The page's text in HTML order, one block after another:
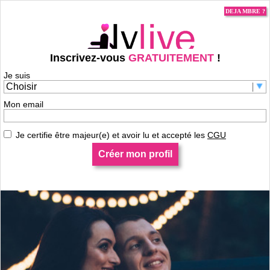
DEJA MBRE ?
Inscrivez-vousGRATUITEMENT !
Je suis
Mon email
Je certifie être majeur(e) et avoir lu et accepté les CGU
Créer mon profil